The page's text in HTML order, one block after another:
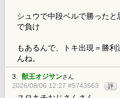
シュウで中段ベルで勝った
で負け
もあるんで、トキ出現＝勝
んね。
3. 獣王オジサンさん
2026/08/06 12:27 #5743563 評